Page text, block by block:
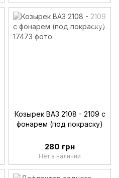
Козырек ВАЗ 2108 - 2109 с
фонарем (под покраску)
280 грн
Нет в наличии